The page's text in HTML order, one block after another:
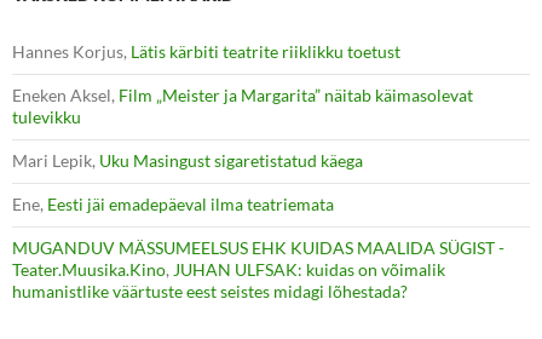
Hannes Korjus, Lätis kärbiti teatrite riiklikku toetust
Eneken Aksel, Film „Meister ja Margarita” näitab käimasolevat
tulevikku
Mari Lepik, Uku Masingust sigaretistatud käega
Ene, Eesti jäi emadepäeval ilma teatriemata
MUGANDUV MÄSSUMEELSUS EHK KUIDAS MAALIDA SÜGIST -
Teater.Muusika.Kino, JUHAN ULFSAK: kuidas on võimalik
humanistlike väärtuste eest seistes midagi lõhestada?